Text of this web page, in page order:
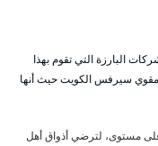
البارزة التي تقوم بهذا
مقوي سيرفس الكويت حيث أنها
مستوى، لترضي أذواق أهل